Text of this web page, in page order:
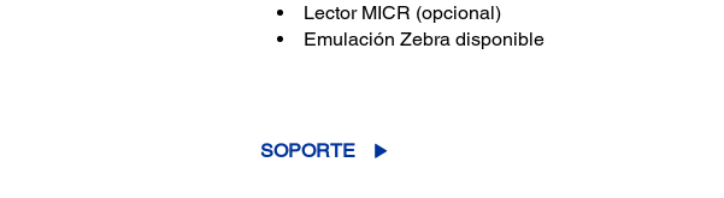
Lector MICR (opcional)
Emulación Zebra disponible
SOPORTE